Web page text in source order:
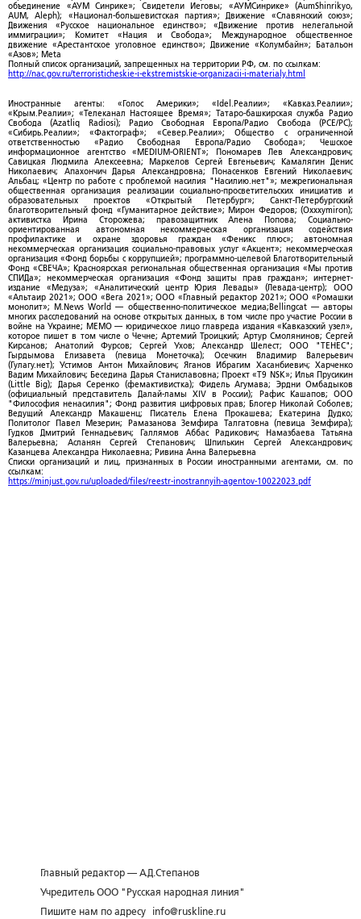
объединение «АУМ Синрике»; Свидетели Иеговы; «АУМСинрике» (AumShinrikyo,
AUM, Aleph); «Национал-большевистская партия»; Движение «Славянский союз»;
Движения «Русское национальное единство»; «Движение против нелегальной
иммиграции»; Комитет «Нация и Свобода»; Международное общественное
движение «Арестантское уголовное единство»; Движение «Колумбайн»; Батальон
«Азов»; Meta
Полный список организаций, запрещенных на территории РФ, см. по ссылкам:
http://nac.gov.ru/terroristicheskie-i-ekstremistskie-organizacii-i-materialy.html
Иностранные агенты: «Голос Америки»; «Idel.Реалии»; «Кавказ.Реалии»;
«Крым.Реалии»; «Телеканал Настоящее Время»; Татаро-башкирская служба Радио
Свобода (Azatliq Radiosi); Радио Свободная Европа/Радио Свобода (PCE/PC);
«Сибирь.Реалии»; «Фактограф»; «Север.Реалии»; Общество с ограниченной
ответственностью «Радио Свободная Европа/Радио Свобода»; Чешское
информационное агентство «MEDIUM-ORIENT»; Пономарев Лев Александрович;
Савицкая Людмила Алексеевна; Маркелов Сергей Евгеньевич; Камалягин Денис
Николаевич; Апахончич Дарья Александровна; Понасенков Евгений Николаевич;
Альбац; «Центр по работе с проблемой насилия "Насилию.нет"»; межрегиональная
общественная организация реализации социально-просветительских инициатив и
образовательных проектов «Открытый Петербург»; Санкт-Петербургский
благотворительный фонд «Гуманитарное действие»; Мирон Федоров; (Oxxxymiron);
активистка Ирина Сторожева; правозащитник Алена Попова; Социально-
ориентированная автономная некоммерческая организация содействия
профилактике и охране здоровья граждан «Феникс плюс»; автономная
некоммерческая организация социально-правовых услуг «Акцент»; некоммерческая
организация «Фонд борьбы с коррупцией»; программно-целевой Благотворительный
Фонд «СВЕЧА»; Красноярская региональная общественная организация «Мы против
СПИДа»; некоммерческая организация «Фонд защиты прав граждан»; интернет-
издание «Медуза»; «Аналитический центр Юрия Левады» (Левада-центр); ООО
«Альтаир 2021»; ООО «Вега 2021»; ООО «Главный редактор 2021»; ООО «Ромашки
монолит»; M.News World — общественно-политическое медиа;Bellingcat — авторы
многих расследований на основе открытых данных, в том числе про участие России в
войне на Украине; МЕМО — юридическое лицо главреда издания «Кавказский узел»,
которое пишет в том числе о Чечне; Артемий Троицкий; Артур Смолянинов; Сергей
Кирсанов; Анатолий Фурсов; Сергей Ухов; Александр Шелест; ООО "ТЕНЕС";
Гырдымова Елизавета (певица Монеточка); Осечкин Владимир Валерьевич
(Гулагу.нет); Устимов Антон Михайлович; Яганов Ибрагим Хасанбиевич; Харченко
Вадим Михайлович; Беседина Дарья Станиславовна; Проект «T9 NSK»; Илья Прусикин
(Little Big); Дарья Серенко (фемактивистка); Фидель Агумава; Эрдни Омбадыков
(официальный представитель Далай-ламы XIV в России); Рафис Кашапов; ООО
"Философия ненасилия"; Фонд развития цифровых прав; Блогер Николай Соболев;
Ведущий Александр Макашенц; Писатель Елена Прокашева; Екатерина Дудко;
Политолог Павел Мезерин; Рамазанова Земфира Талгатовна (певица Земфира);
Гудков Дмитрий Геннадьевич; Галлямов Аббас Радикович; Намазбаева Татьяна
Валерьевна; Асланян Сергей Степанович; Шпилькин Сергей Александрович;
Казанцева Александра Николаевна; Ривина Анна Валерьевна
Списки организаций и лиц, признанных в России иностранными агентами, см. по
ссылкам:
https://minjust.gov.ru/uploaded/files/reestr-inostrannyih-agentov-10022023.pdf
Главный редактор — А.Д.Степанов
Учредитель ООО "Русская народная линия"
Пишите нам по адресу
info@ruskline.ru